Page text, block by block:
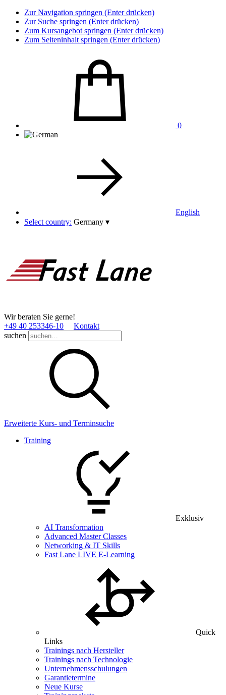
Zur Navigation springen (Enter drücken)
Zur Suche springen (Enter drücken)
Zum Kursangebot springen (Enter drücken)
Zum Seiteninhalt springen (Enter drücken)
0
English
Select country: Germany ▾
Wir beraten Sie gerne!
+49 40 253346­-10
Kontakt
suchen
Erweiterte Kurs- und Terminsuche
Training
Exklusiv
AI Transformation
Advanced Master Classes
Networking & IT Skills
Fast Lane LIVE E-Learning
Quick
Links
Trainings nach Hersteller
Trainings nach Technologie
Unternehmensschulungen
Garantietermine
Neue Kurse